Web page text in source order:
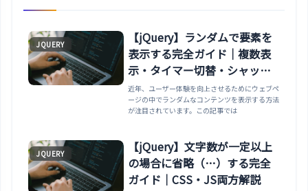
JQUERY
【jQuery】ランダムで要素を
表示する完全ガイド｜複数表
示・タイマー切替・シャッフ
ル・重み付けまで
近年、ユーザー体験を向上させるためにウェブペ
ージの中でランダムなコンテンツを表示する方法
が注目されています。この記事では
JQUERY
【jQuery】文字数が一定以上
の場合に省略（…）する完全
ガイド｜CSS・JS両方解説